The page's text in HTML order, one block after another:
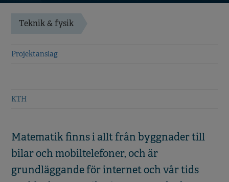
Teknik & fysik
Projektanslag
KTH
Matematik finns i allt från byggnader till
bilar och mobiltelefoner, och är
grundläggande för internet och vår tids